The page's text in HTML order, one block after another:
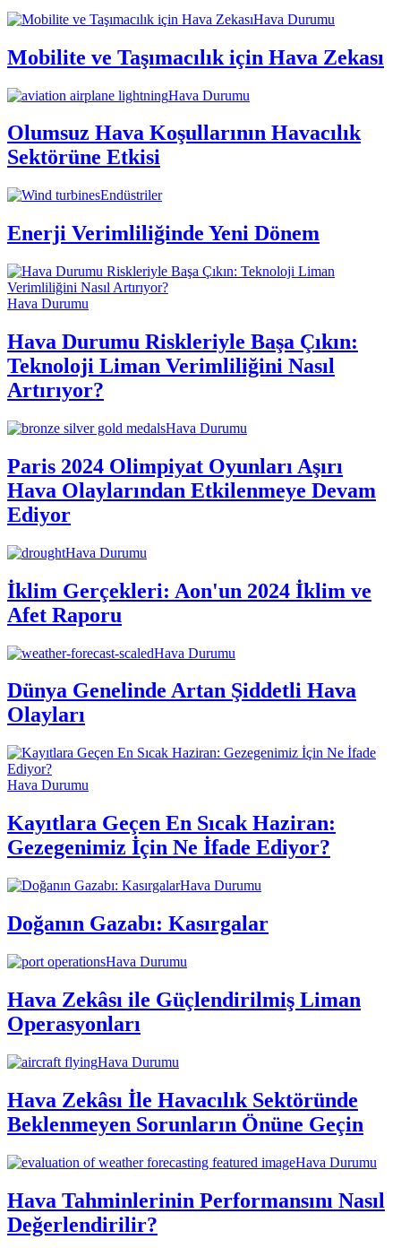
Hava Durumu
Mobilite ve Taşımacılık için Hava Zekası
Hava Durumu
Olumsuz Hava Koşullarının Havacılık
Sektörüne Etkisi
Endüstriler
Enerji Verimliliğinde Yeni Dönem
Hava Durumu
Hava Durumu Riskleriyle Başa Çıkın:
Teknoloji Liman Verimliliğini Nasıl
Artırıyor?
Hava Durumu
Paris 2024 Olimpiyat Oyunları Aşırı
Hava Olaylarından Etkilenmeye Devam
Ediyor
Hava Durumu
İklim Gerçekleri: Aon'un 2024 İklim ve
Afet Raporu
Hava Durumu
Dünya Genelinde Artan Şiddetli Hava
Olayları
Hava Durumu
Kayıtlara Geçen En Sıcak Haziran:
Gezegenimiz İçin Ne İfade Ediyor?
Hava Durumu
Doğanın Gazabı: Kasırgalar
Hava Durumu
Hava Zekâsı ile Güçlendirilmiş Liman
Operasyonları
Hava Durumu
Hava Zekâsı İle Havacılık Sektöründe
Beklenmeyen Sorunların Önüne Geçin
Hava Durumu
Hava Tahminlerinin Performansını Nasıl
Değerlendirilir?